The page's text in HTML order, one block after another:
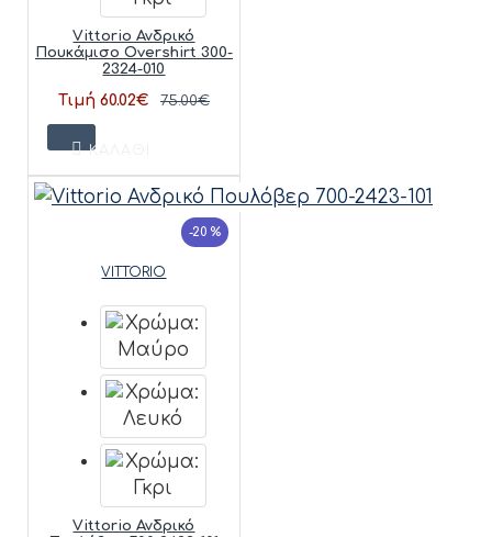
Vittorio Ανδρικό
Πουκάμισο Overshirt 300-
2324-010
Τιμή 60.02€ 75.00€
ΚΑΛΆΘΙ
-20 %
VITTORIO
Vittorio Ανδρικό